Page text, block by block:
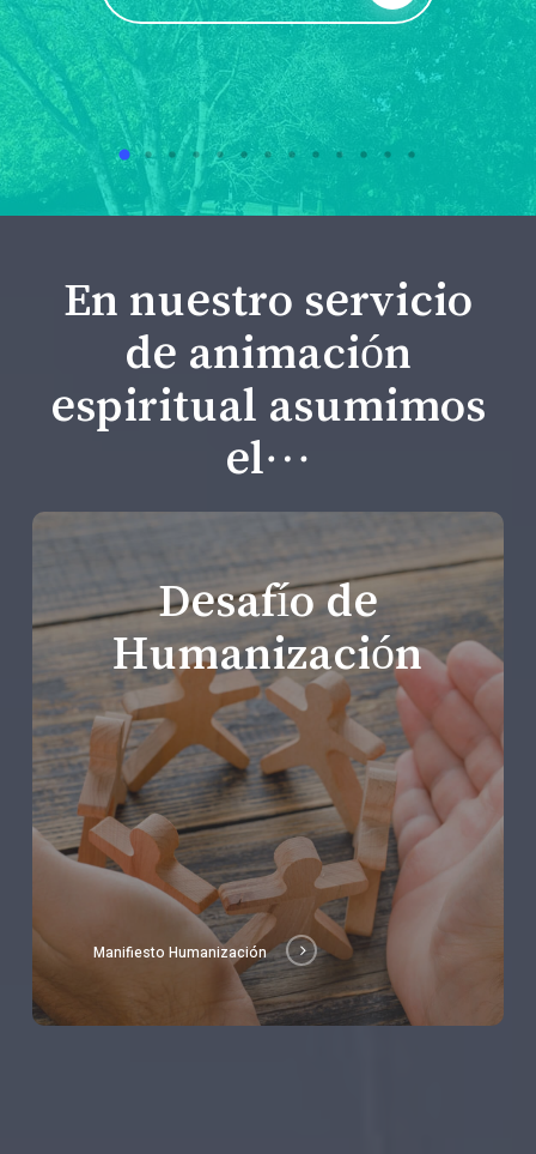
En nuestro servicio
de animación
espiritual asumimos
el…
Desafío de
Humanización
Manifiesto Humanización